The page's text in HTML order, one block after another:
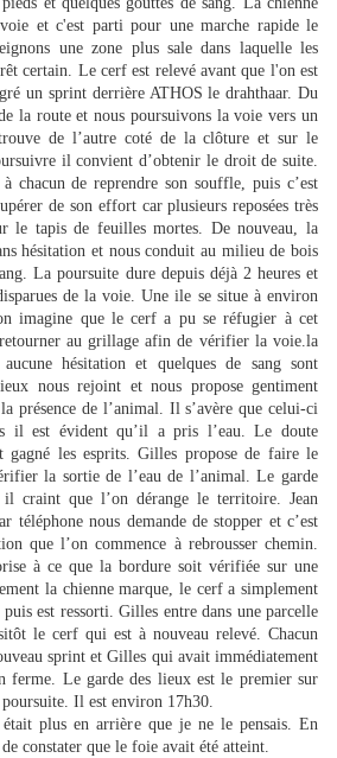
et c'est parti pour une marche rapide le
une zone plus sale dans laquelle les
certain. Le cerf est relevé avant que l'on est
un sprint derrière ATHOS le drahthaar. Du
la route et nous poursuivons la voie vers un
de l’autre coté de la clôture et sur le
il convient d’obtenir le droit de suite.
chacun de reprendre son souffle, puis c’est
de son effort car plusieurs reposées très
le tapis de feuilles mortes. De nouveau, la
hésitation et nous conduit au milieu de bois
La poursuite dure depuis déjà 2 heures et
de la voie. Une ile se situe à environ
imagine que le cerf a pu se réfugier à cet
au grillage afin de vérifier la voie.la
hésitation et quelques de sang sont
nous rejoint et nous propose gentiment
présence de l’animal. Il s’avère que celui-ci
il est évident qu’il a pris l’eau. Le doute
gagné les esprits. Gilles propose de faire le
la sortie de l’eau de l’animal. Le garde
il craint que l’on dérange le territoire. Jean
téléphone nous demande de stopper et c’est
que l’on commence à rebrousser chemin.
à ce que la bordure soit vérifiée sur une
la chienne marque, le cerf a simplement
est ressorti. Gilles entre dans une parcelle
le cerf qui est à nouveau relevé. Chacun
sprint et Gilles qui avait immédiatement
ferme. Le garde des lieux est le premier sur
Il est environ 17h30.
plus en arrière que je ne le pensais. En
constater que le foie avait été atteint.